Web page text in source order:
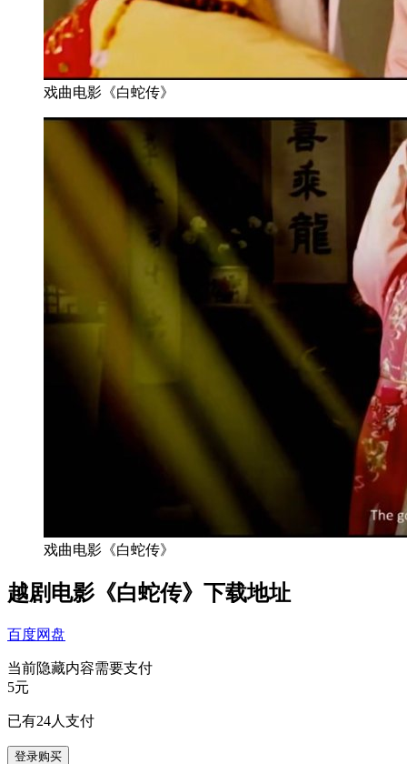
戏曲电影《白蛇传》
戏曲电影《白蛇传》
越剧电影《白蛇传》下载地址
百度网盘
当前隐藏内容需要支付
5元
已有24人支付
登录购买